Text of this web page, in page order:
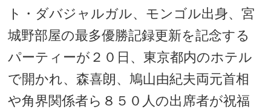
ト・ダバジャルガル、モンゴル出身、宮
城野部屋の最多優勝記録更新を記念する
パーティーが２０日、東京都内のホテル
で開かれ、森喜朗、鳩山由紀夫両元首相
や角界関係者ら８５０人の出席者が祝福